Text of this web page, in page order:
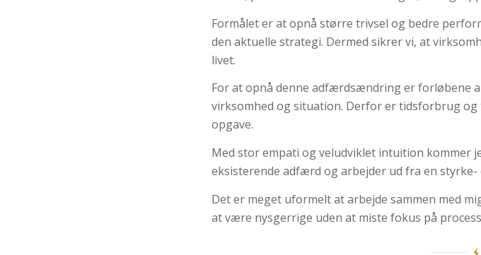
Formålet er at opnå større trivsel og bedre
den aktuelle strategi. Dermed sikrer vi, at
livet.
For at opnå denne adfærdsændring er forløbene
virksomhed og situation. Derfor er tidsforbrug
opgave.
Med stor empati og veludviklet intuition kommer
eksisterende adfærd og arbejder ud fra en
Det er meget uformelt at arbejde sammen med
at være nysgerrige uden at miste fokus på